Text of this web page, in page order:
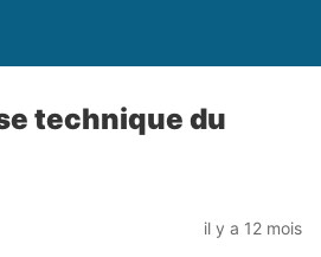
technique du
il y a 12 mois